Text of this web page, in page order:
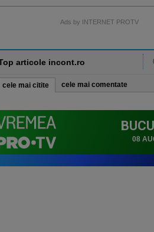
Ads by INTERNET PROTV
articole incont.ro
cele mai citite cele mai comentate